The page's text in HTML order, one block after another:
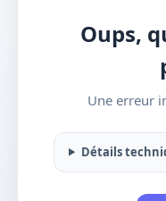
Oups,
Une erreur
Détails